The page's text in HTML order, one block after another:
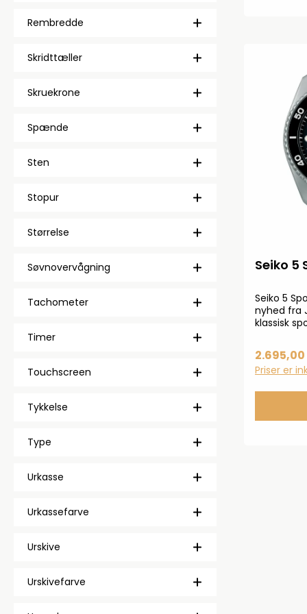
Rembredde
Skridttæller
Skruekrone
Spænde
Sten
Stopur
Størrelse
Søvnovervågning
Tachometer
Timer
Touchscreen
Tykkelse
Type
Urkasse
Urkassefarve
Urskive
Urskivefarve
Seiko 5
Seiko 5
nyhed fra
klassisk
med
og har en
2.695,00
Priser er